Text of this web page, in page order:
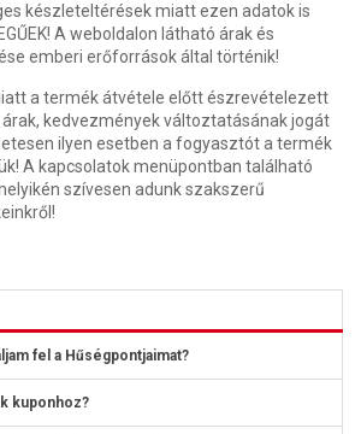
készleteltérések miatt ezen adatok is
A weboldalon látható árak és
emberi erőforrások által történik!
a termék átvétele előtt észrevételezett
kedvezmények változtatásának jogát
ilyen esetben a fogyasztót a termék
A kapcsolatok menüpontban található
szívesen adunk szakszerű
fel a Hűségpontjaimat?
kuponhoz?